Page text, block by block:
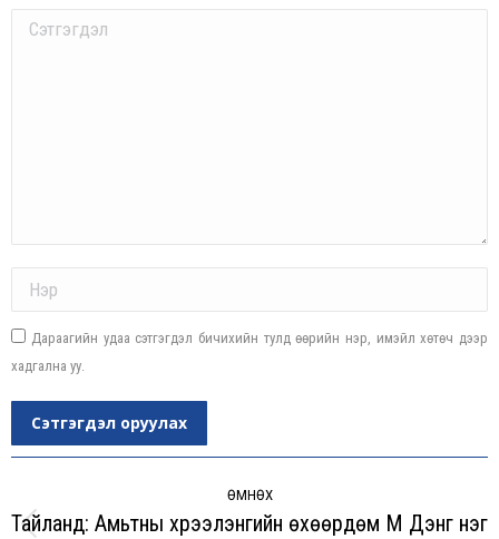
Comment
Дараагийн удаа сэтгэгдэл бичихийн тулд өөрийн нэр, имэйл хөтөч дээр
хадгална уу.
Сэтгэгдэл оруулах
ӨМНӨХ
Тайланд: Амьтны хүрээлэнгийн өхөөрдөм Мү Дэнг нэг